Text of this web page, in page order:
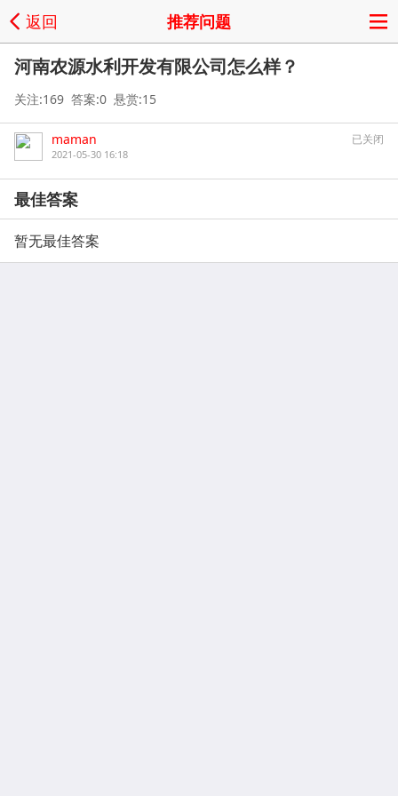
返回 推荐问题
河南农源水利开发有限公司怎么样？
关注:169 答案:0 悬赏:15
已关闭
maman
2021-05-30 16:18
最佳答案
暂无最佳答案